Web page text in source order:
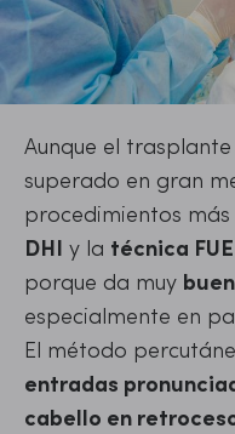
Aunque el
superado en gran
procedimientos
DHI y la técnica
porque da muy
especialmente en
El método
entradas
cabello en